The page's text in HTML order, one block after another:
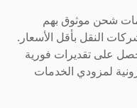
شحن موثوق بهم
النقل بأقل الأسعار.
على تقديرات فورية
لمزودي الخدمات